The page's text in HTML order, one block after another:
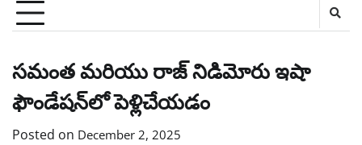
సమంత మరియు రాజ్ నిడిమోరు ఇషా
ఫౌండేషన్‌లో పెళ్లిచేయడం
Posted on December 2, 2025